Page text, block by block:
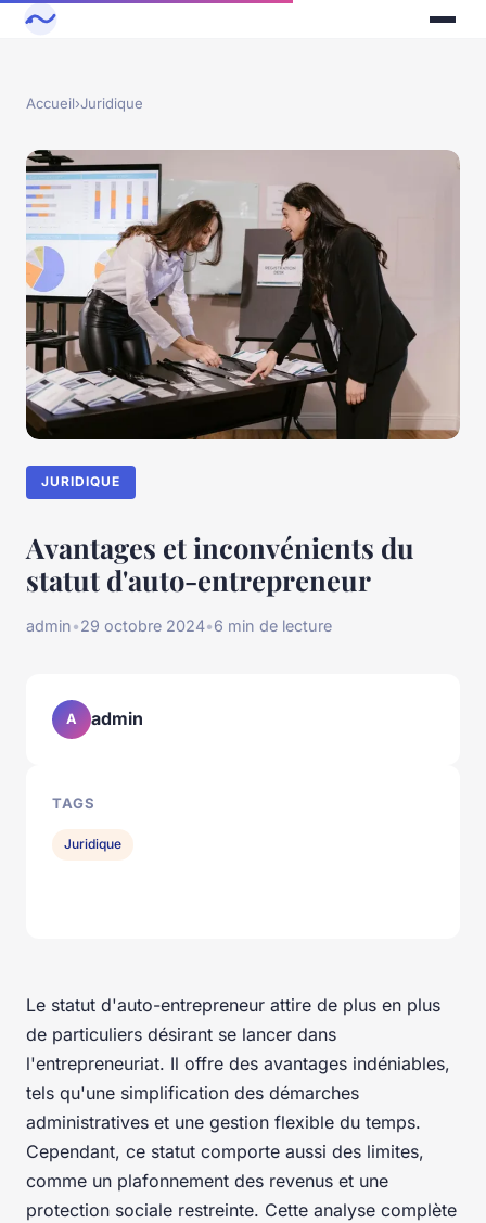
Accueil›Juridique
JURIDIQUE
Avantages et inconvénients du
statut d'auto-entrepreneur
admin•29 octobre 2024•6 min de lecture
Le statut d'auto-entrepreneur attire de plus en plus
de particuliers désirant se lancer dans
l'entrepreneuriat. Il offre des avantages indéniables,
tels qu'une simplification des démarches
administratives et une gestion flexible du temps.
Cependant, ce statut comporte aussi des limites,
comme un plafonnement des revenus et une
protection sociale restreinte. Cette analyse complète
A admin
TAGS
Juridique